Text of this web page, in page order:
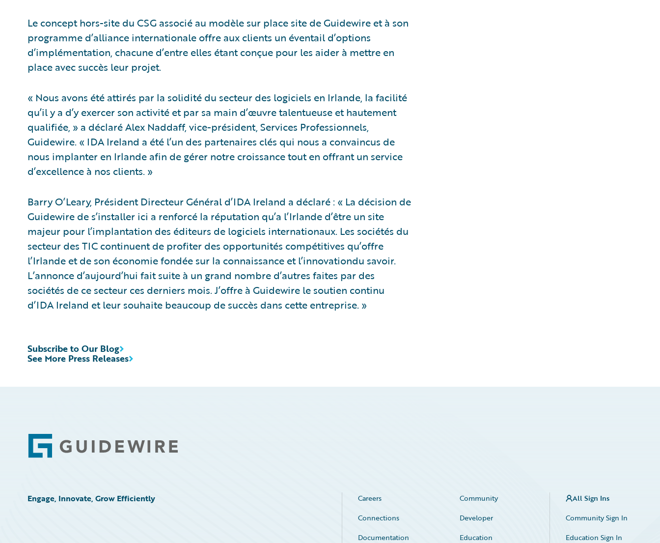
Le concept hors-site du CSG associé au modèle sur place site de Guidewire et à son
programme d’alliance internationale offre aux clients un éventail d’options
d’implémentation, chacune d’entre elles étant conçue pour les aider à mettre en
place avec succès leur projet.
« Nous avons été attirés par la solidité du secteur des logiciels en Irlande, la facilité
qu’il y a d’y exercer son activité et par sa main d’œuvre talentueuse et hautement
qualifiée, » a déclaré Alex Naddaff, vice-président, Services Professionnels,
Guidewire. « IDA Ireland a été l’un des partenaires clés qui nous a convaincus de
nous implanter en Irlande afin de gérer notre croissance tout en offrant un service
d’excellence à nos clients. »
Barry O’Leary, Président Directeur Général d’IDA Ireland a déclaré : « La décision de
Guidewire de s’installer ici a renforcé la réputation qu’a l’Irlande d’être un site
majeur pour l’implantation des éditeurs de logiciels internationaux. Les sociétés du
secteur des TIC continuent de profiter des opportunités compétitives qu’offre
l’Irlande et de son économie fondée sur la connaissance et l’innovationdu savoir.
L’annonce d’aujourd’hui fait suite à un grand nombre d’autres faites par des
sociétés de ce secteur ces derniers mois. J’offre à Guidewire le soutien continu
d’IDA Ireland et leur souhaite beaucoup de succès dans cette entreprise. »
See More Press Releases
Subscribe to Our Blog
Footer
Engage, Innovate, Grow Efficiently Careers
Community
Connections
Developer
Documentation
Education
All Sign Ins
Community Sign In
Education Sign In